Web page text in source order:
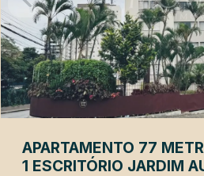
APARTAMENTO 77
1 ESCRITÓRIO JARDIM